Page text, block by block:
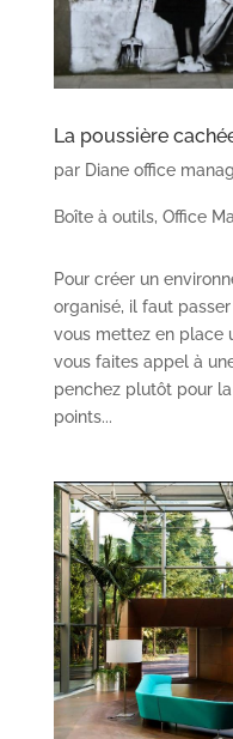
La poussière
par Diane office
Boîte à outils, Office
Pour créer un
organisé, il faut
vous mettez en place
vous faites appel à
penchez plutôt pour
points...